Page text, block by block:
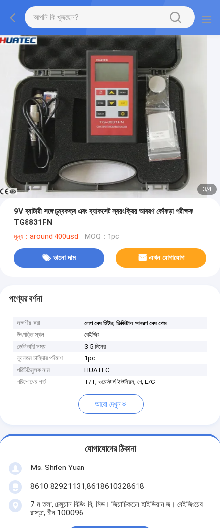
3/4
9V ব্যাটারী সঙ্গে চুম্বকত্ব এবং ব্যাকসেট স্বয়ংক্রিয় আবরণ কোঁকড়া পরীক্ষক
TG8831FN
মূল্য：around 400usd MOQ：1pc
ভালো দাম এখন যোগাযোগ
পণ্যের বর্ণনা
লক্ষণীয় করা লেপ বেধ মিটার,ডিজিটাল আবরণ বেধ গেজ
উৎপত্তি স্থল
বেইজিং
ডেলিভারি সময়
3-5 দিনের
ন্যূনতম চাহিদার পরিমাণ
1pc
পরিচিতিমুলক নাম
HUATEC
পরিশোধের শর্ত
T/T, ওয়েস্টার্ন ইউনিয়ন, পে, L/C
আরো দেখুন
যোগাযোগের ঠিকানা
Ms. Shifen Yuan
8610 82921131,8618610328618
7 ম তলা, চেঙ্গুয়ান বিল্ডিং বি, মিড। জিয়াচিকচেন হাইডিয়ান জ। বেইজিংয়ের
রাস্তা, চীন 100096